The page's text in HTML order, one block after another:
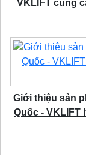
VKLIFT cung
Giới thiệu sản
Quốc - VKLIFT